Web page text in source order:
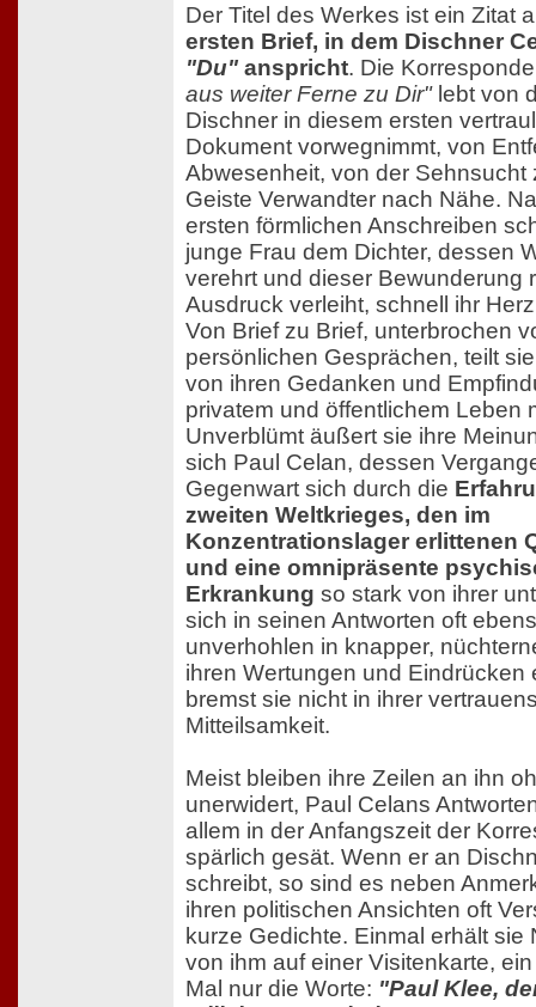
Der Titel des Werkes ist ein Zitat
ersten Brief, in dem Dischner
"Du" anspricht. Die
aus weiter Ferne zu Dir"lebt von
Dischner in diesem ersten
Dokument vorwegnimmt, von
Abwesenheit, von der Sehnsucht
Geiste Verwandter nach Nähe.
ersten förmlichen Anschreiben
junge Frau dem Dichter, dessen
verehrt und dieser Bewunderung
Ausdruck verleiht, schnell ihr
Von Brief zu Brief, unterbrochen
persönlichen Gesprächen, teilt
von ihren Gedanken und
privatem und öffentlichem Leben
Unverblümt äußert sie ihre
sich Paul Celan, dessen
Gegenwart sich durch die
zweiten Weltkrieges, den im
Konzentrationslager erlittenen
und eine omnipräsente
Erkrankung so stark von ihrer
sich in seinen Antworten oft
unverhohlen in knapper,
ihren Wertungen und Eindrücken
bremst sie nicht in ihrer
Mitteilsamkeit.
Meist bleiben ihre Zeilen an ihn
unerwidert, Paul Celans
allem in der Anfangszeit der
spärlich gesät. Wenn er an
schreibt, so sind es neben
ihren politischen Ansichten oft
kurze Gedichte. Einmal erhält sie
von ihm auf einer Visitenkarte,
Mal nur die Worte: "Paul Klee,